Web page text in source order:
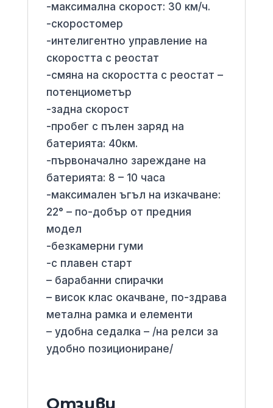
-максимална скорост: 30 км/ч.
-скоростомер
-интелигентно управление на
скоростта с реостат
-смяна на скоростта с реостат –
потенциометър
-задна скорост
-пробег с пълен заряд на
батерията: 40км.
-първоначално зареждане на
батерията: 8 – 10 часа
-максимален ъгъл на изкачване:
22° – по-добър от предния
модел
-безкамерни гуми
-с плавен старт
– барабанни спирачки
– висок клас окачване, по-здрава
метална рамка и елементи
– удобна седалка – /на релси за
удобно позициониране/
Отзиви